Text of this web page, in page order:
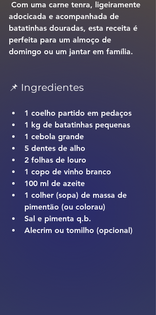
adocicada e acompanhada de
batatinhas douradas, esta receita é
perfeita para um almoço de
domingo ou um jantar em família.
📌 Ingredientes
1 coelho partido em pedaços
1 kg de batatinhas pequenas
1 cebola grande
5 dentes de alho
2 folhas de louro
1 copo de vinho branco
100 ml de azeite
1 colher (sopa) de massa de
pimentão (ou colorau)
Sal e pimenta q.b.
Alecrim ou tomilho (opcional)